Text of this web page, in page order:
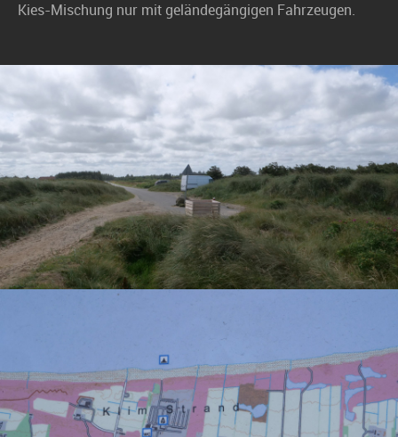
Kies-Mischung nur mit geländegängigen Fahrzeugen.